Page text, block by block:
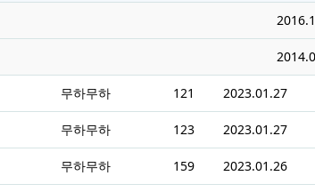
무하무하 121 2023.01.27
무하무하 123 2023.01.27
무하무하 159 2023.01.26